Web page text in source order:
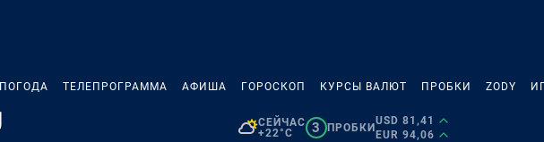
ПОГОДА ТЕЛЕПРОГРАММА АФИША ГОРОСКОП КУРСЫ ВАЛЮТ ПРОБКИ ZODY
СЕЙЧАС
+22°C
3 ПРОБКИ
USD 81,41
EUR 94,06